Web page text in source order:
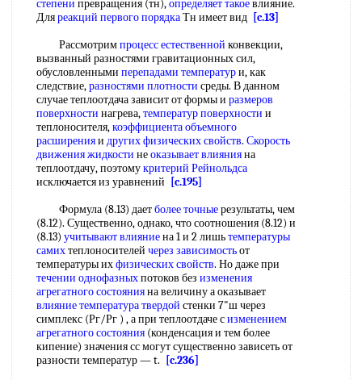
степени превращения (тн),определяет такоевлияние.
Дляреакций первого порядкаТн имеет вид [c.13]
Рассмотримпроцесс естественной конвекции,
вызванный разностями гравитационных сил,
обусловленными перепадами температури, как
следствие,разностями плотности среды. В данном
случае теплоотдача зависит от формы и размеров
поверхности нагрева,температур поверхности и
теплоносителя,коэффициента объемного
расширенияи других физических свойств. Скорость
движения жидкости неоказывает влиянияна
теплоотдачу, поэтомукритерий Рейнольдса
исключается из уравнений
[c.195]
Формула (8.13) даетболее точныерезультаты, чем
(8.12). Существенно, однако, что соотношения (8.12) и
(8.13) учитывают влияниена 1 и 2 лишьтемпературы
самихтеплоносителей через зависимостьот
температуры ихфизических свойств. Но даже при
течении однофазныхпотоков без изменения
агрегатного состоянияна величину а оказывает
влияние температура твердой стенки 7"ш через
симплекс (Рг/Рг ) , а при теплоотдаче сизменением
агрегатного состояния (конденсация и тем более
кипение) значения сс могут существенно зависеть от
разности температур — t.
[c.236]